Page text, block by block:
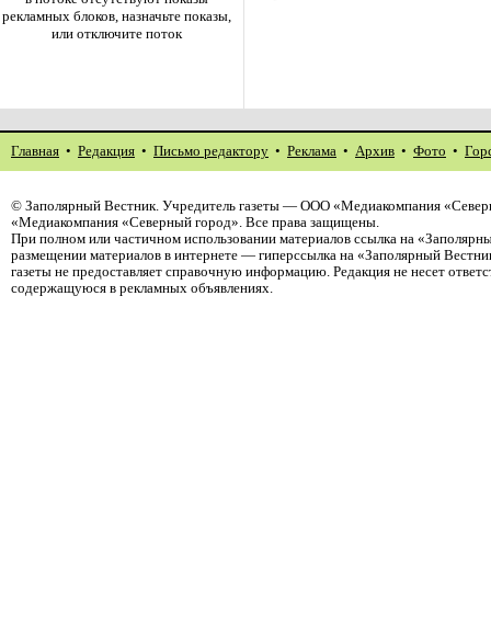
рекламных блоков, назначьте показы,
или отключите поток
Главная • Редакция • Письмо редактору • Реклама • Архив • Фото •
© Заполярный Вестник. Учредитель газеты — ООО «Медиакомпания
«Медиакомпания «Северный город». Все права защищены.
При полном или частичном использовании материалов ссылка на
размещении материалов в интернете — гиперссылка на «Заполярный
газеты не предоставляет справочную информацию. Редакция не несет
содержащуюся в рекламных объявлениях.